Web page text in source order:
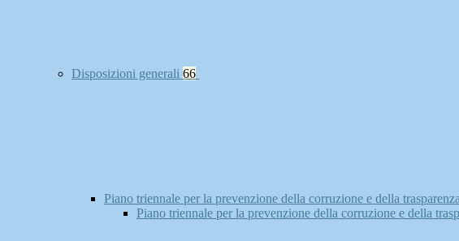
Disposizioni generali 66
Piano triennale per la prevenzione della corruzione e della trasparenza
Piano triennale per la prevenzione della corruzione e della